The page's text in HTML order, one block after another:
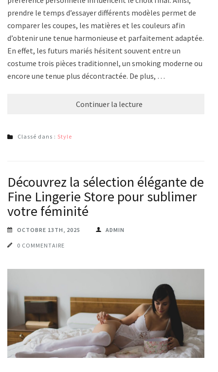
prendre le temps d’essayer différents modèles permet de
comparer les coupes, les matières et les couleurs afin
d’obtenir une tenue harmonieuse et parfaitement adaptée.
En effet, les futurs mariés hésitent souvent entre un
costume trois pièces traditionnel, un smoking moderne ou
encore une tenue plus décontractée. De plus, …
Continuer la lecture
Classé dans : Style
Découvrez la sélection élégante de
Fine Lingerie Store pour sublimer
votre féminité
OCTOBRE 13TH, 2025 ADMIN
0 COMMENTAIRE